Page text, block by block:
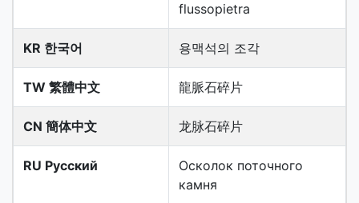
flussopietra
KR 한국어 용맥석의 조각
TW 繁體中文 龍脈石碎片
CN 簡体中文 龙脉石碎片
RU Русский
Осколок поточного
камня